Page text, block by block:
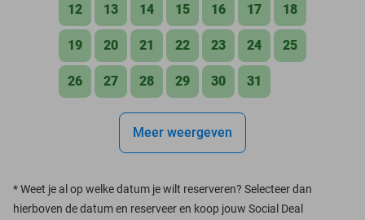
12 13 14 15 16 17 18
19 20 21 22 23 24 25
26 27 28 29 30 31
Meer weergeven
*Weet je al op welke datum je wilt reserveren? Selecteer dan
hierboven de datum en reserveer en koop jouw Social Deal